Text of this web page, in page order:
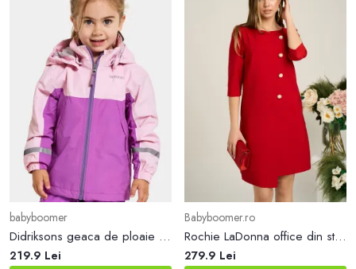
babyboomer
Didriksons geaca de ploaie copii PILVI KIDS JKT culoarea violet
219.9 Lei
Babyboomer.ro
Rochie LaDonna office din stofa rosie cu nasturi perlati
279.9 Lei